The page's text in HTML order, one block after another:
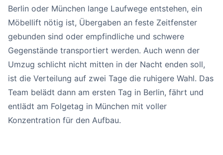
Berlin oder München lange Laufwege entstehen, ein
Möbellift nötig ist, Übergaben an feste Zeitfenster
gebunden sind oder empfindliche und schwere
Gegenstände transportiert werden. Auch wenn der
Umzug schlicht nicht mitten in der Nacht enden soll,
ist die Verteilung auf zwei Tage die ruhigere Wahl. Das
Team belädt dann am ersten Tag in Berlin, fährt und
entlädt am Folgetag in München mit voller
Konzentration für den Aufbau.